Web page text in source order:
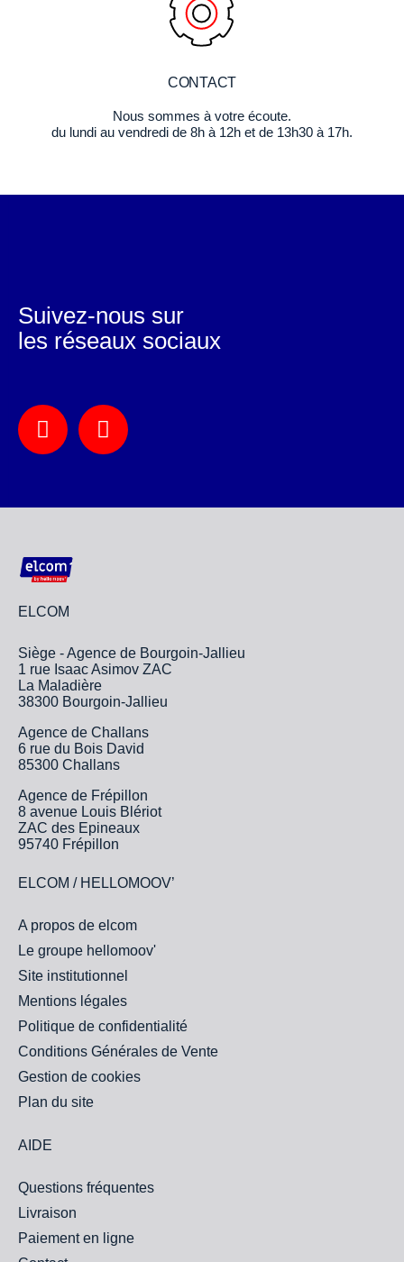
CONTACT
Nous sommes à votre écoute.
du lundi au vendredi de 8h à 12h et de 13h30 à 17h.
ELCOM
Siège - Agence de Bourgoin-Jallieu
1 rue Isaac Asimov ZAC
La Maladière
38300 Bourgoin-Jallieu
Agence de Challans
6 rue du Bois David
85300 Challans
Agence de Frépillon
8 avenue Louis Blériot
ZAC des Epineaux
95740 Frépillon
ELCOM / HELLOMOOV’
A propos de elcom
Le groupe hellomoov'
Site institutionnel
Mentions légales
Politique de confidentialité
Conditions Générales de Vente
Gestion de cookies
Plan du site
AIDE
Questions fréquentes
Livraison
Paiement en ligne
Suivez-nous sur
les réseaux sociaux